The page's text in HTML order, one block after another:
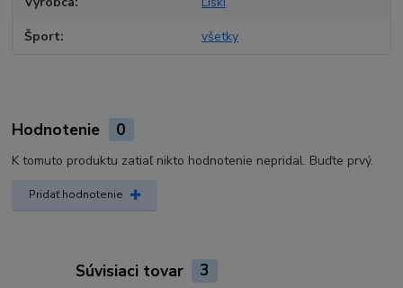
Šport všetky
Hodnotenie 0
K tomuto produktu zatiaľ nikto hodnotenie nepridal. Buďte prvý.
Pridať hodnotenie
Súvisiaci tovar 3